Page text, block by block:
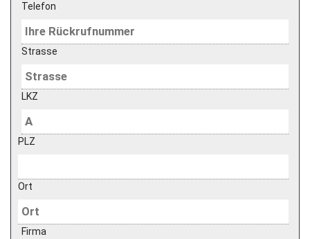
Telefon
Strasse
LKZ
PLZ
Ort
Firma